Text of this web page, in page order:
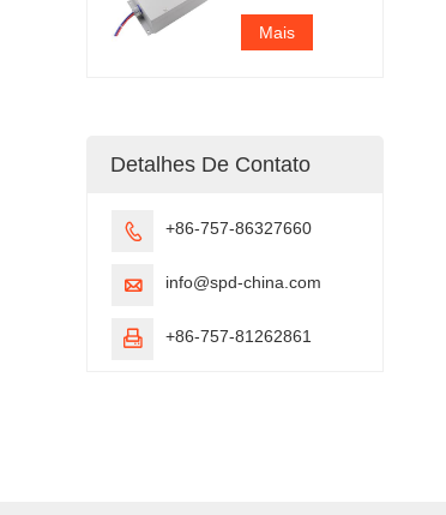
Mais
Detalhes De Contato
 +86-757-86327660
 info@spd-china.com
 +86-757-81262861